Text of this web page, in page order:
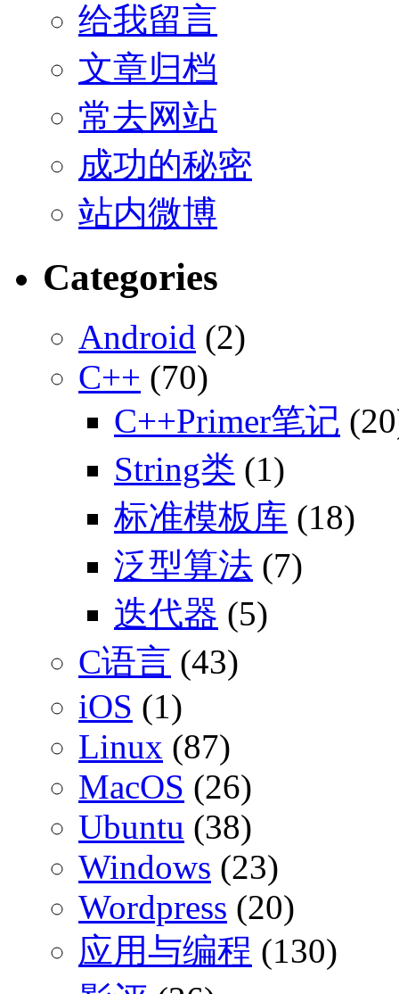
给我留言
文章归档
常去网站
成功的秘密
站内微博
Categories
Android (2)
C++ (70)
C++Primer笔记
String类 (1)
标准模板库 (18)
泛型算法 (7)
迭代器 (5)
C语言 (43)
iOS (1)
Linux (87)
MacOS (26)
Ubuntu (38)
Windows (23)
Wordpress (20)
应用与编程 (130)